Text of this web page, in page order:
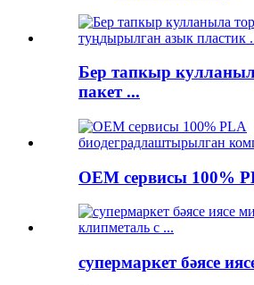
Бер тапкыр
пакет ...
OEM сервисы 100%
супермаркет бәясе